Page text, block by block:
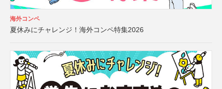
海外コンペ
夏休みにチャレンジ！海外コンペ特集2026